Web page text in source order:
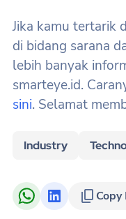
Jika kamu tertarik
di bidang sarana
lebih banyak
smarteye.id.
sini. Selamat
Industry
Copy